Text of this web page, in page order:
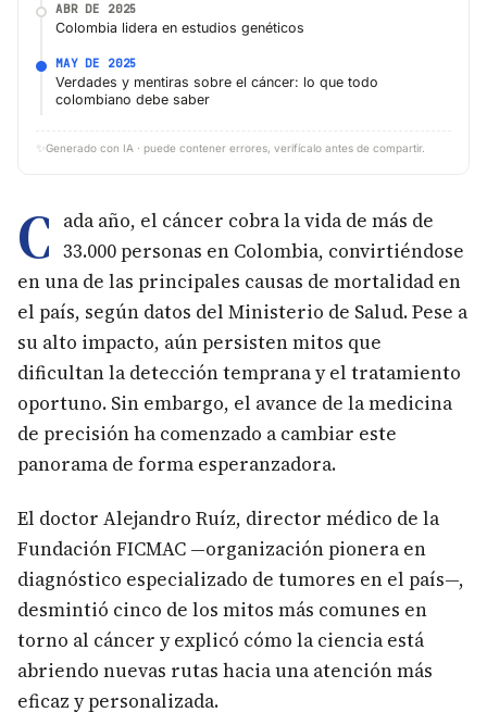
ABR DE 2025
Colombia lidera en estudios genéticos
MAY DE 2025
Verdades y mentiras sobre el cáncer: lo que todo
colombiano debe saber
✨ Generado con IA · puede contener errores, verifícalo antes de compartir.
C ada año, el cáncer cobra la vida de más de
33.000 personas en Colombia, convirtiéndose
en una de las principales causas de mortalidad en
el país, según datos del Ministerio de Salud. Pese a
su alto impacto, aún persisten mitos que
dificultan la detección temprana y el tratamiento
oportuno. Sin embargo, el avance de la medicina
de precisión ha comenzado a cambiar este
panorama de forma esperanzadora.
El doctor Alejandro Ruíz, director médico de la
Fundación FICMAC —organización pionera en
diagnóstico especializado de tumores en el país—,
desmintió cinco de los mitos más comunes en
torno al cáncer y explicó cómo la ciencia está
abriendo nuevas rutas hacia una atención más
eficaz y personalizada.